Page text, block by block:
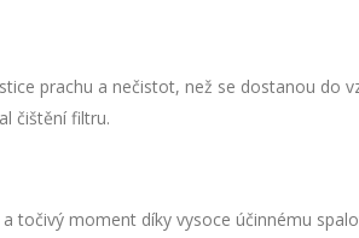
prachu a nečistot, než se dostanou do
čištění filtru.
točivý moment díky vysoce účinnému